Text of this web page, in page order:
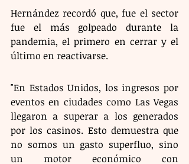
Hernández recordó que, fue el sector
fue el más golpeado durante la
pandemia, el primero en cerrar y el
último en reactivarse.
"En Estados Unidos, los ingresos por
eventos en ciudades como Las Vegas
llegaron a superar a los generados
por los casinos. Esto demuestra que
no somos un gasto superfluo, sino
un motor económico con